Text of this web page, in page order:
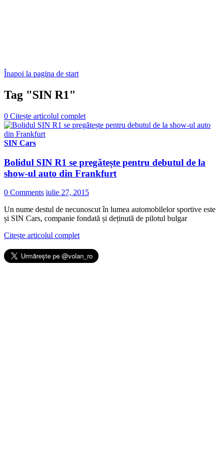
Înapoi la pagina de start
Tag "SIN R1"
0 Citește articolul complet
SIN Cars
Bolidul SIN R1 se pregătește pentru debutul de la
show-ul auto din Frankfurt
0 Comments iulie 27, 2015
Un nume destul de necunoscut în lumea automobilelor sportive este
și SIN Cars, companie fondată și deținută de pilotul bulgar
Citește articolul complet